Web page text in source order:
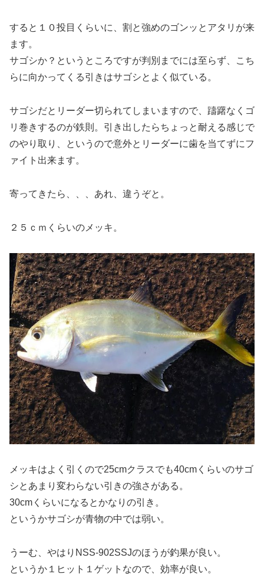
すると１０投目くらいに、割と強めのゴンッとアタリが来
ます。
サゴシか？というところですが判別までには至らず、こち
らに向かってくる引きはサゴシとよく似ている。
サゴシだとリーダー切られてしまいますので、躊躇なくゴ
リ巻きするのが鉄則。引き出したらちょっと耐える感じで
のやり取り、というので意外とリーダーに歯を当てずにフ
ァイト出来ます。
寄ってきたら、、、あれ、違うぞと。
２５ｃｍくらいのメッキ。
メッキはよく引くので25cmクラスでも40cmくらいのサゴ
シとあまり変わらない引きの強さがある。
30cmくらいになるとかなりの引き。
というかサゴシが青物の中では弱い。
うーむ、やはりNSS-902SSJのほうが釣果が良い。
というか１ヒット１ゲットなので、効率が良い。